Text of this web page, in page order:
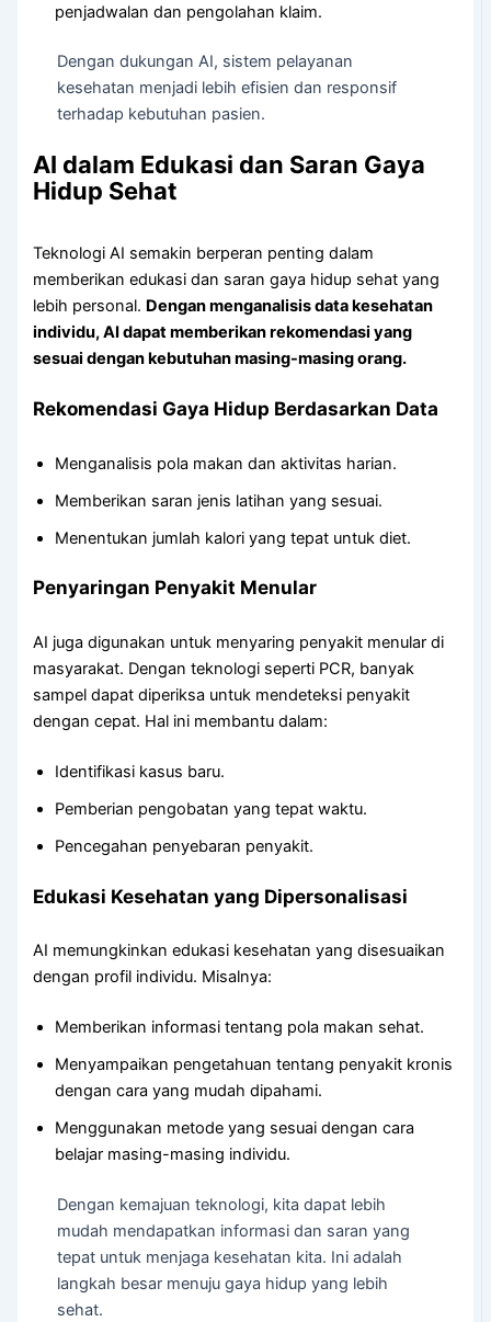
penjadwalan dan pengolahan klaim.
Dengan dukungan AI, sistem pelayanan
kesehatan menjadi lebih efisien dan responsif
terhadap kebutuhan pasien.
AI dalam Edukasi dan Saran Gaya
Hidup Sehat
Teknologi AI semakin berperan penting dalam
memberikan edukasi dan saran gaya hidup sehat yang
lebih personal. Dengan menganalisis data kesehatan
individu, AI dapat memberikan rekomendasi yang
sesuai dengan kebutuhan masing-masing orang.
Rekomendasi Gaya Hidup Berdasarkan Data
Menganalisis pola makan dan aktivitas harian.
Memberikan saran jenis latihan yang sesuai.
Menentukan jumlah kalori yang tepat untuk diet.
Penyaringan Penyakit Menular
AI juga digunakan untuk menyaring penyakit menular di
masyarakat. Dengan teknologi seperti PCR, banyak
sampel dapat diperiksa untuk mendeteksi penyakit
dengan cepat. Hal ini membantu dalam:
Identifikasi kasus baru.
Pemberian pengobatan yang tepat waktu.
Pencegahan penyebaran penyakit.
Edukasi Kesehatan yang Dipersonalisasi
AI memungkinkan edukasi kesehatan yang disesuaikan
dengan profil individu. Misalnya:
Memberikan informasi tentang pola makan sehat.
Menyampaikan pengetahuan tentang penyakit kronis
dengan cara yang mudah dipahami.
Menggunakan metode yang sesuai dengan cara
belajar masing-masing individu.
Dengan kemajuan teknologi, kita dapat lebih
mudah mendapatkan informasi dan saran yang
tepat untuk menjaga kesehatan kita. Ini adalah
langkah besar menuju gaya hidup yang lebih
sehat.